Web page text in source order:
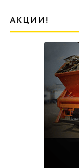
АКЦИИ!